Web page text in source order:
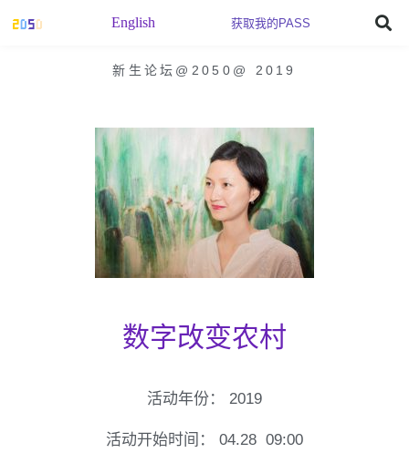
English 获取我的PASS
新生论坛@2050 @ 2019
数字改变农村
活动年份： 2019
活动开始时间： 04.28 09:00